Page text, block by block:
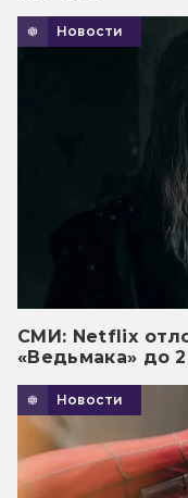
Новости
СМИ: Netflix
«Ведьмака» до
Новости